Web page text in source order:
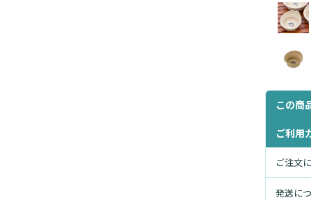
この商
ご利用
ご注文
発送に